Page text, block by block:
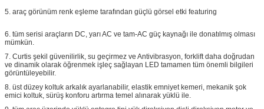
5. araç görünüm renk eşleme tarafından güçlü görsel etki featuring
6. tüm serisi araçların DC, yarı AC ve tam-AC güç kaynağı ile donatılmış olması
mümkün.
7. Curtis şekil güvenilirlik, su geçirmez ve Antivibrasyon, forklift daha doğrudan
ve dinamik olarak öğrenmek işleç sağlayan LED tamamen tüm önemli bilgileri
görüntüleyebilir.
8. üst düzey koltuk arkalık ayarlanabilir, elastik emniyet kemeri, mekanik şok
emici koltuk, sürüş konforu artırma temel alınarak yüklü ile.